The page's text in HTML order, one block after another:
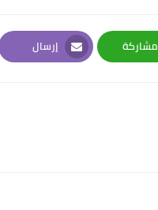
مشاركة
Whatsapp
إرسال
Email